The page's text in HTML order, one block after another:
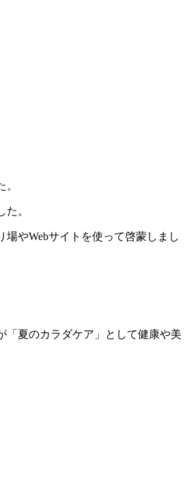
。
やWebサイトを使って啓蒙しまし
「夏のカラダケア」として健康や美